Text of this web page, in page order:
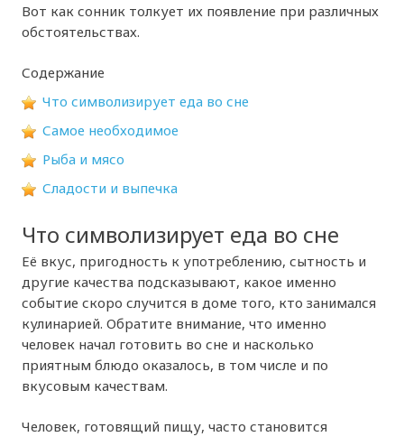
Вот как сонник толкует их появление при различных
обстоятельствах.
Содержание
Что символизирует еда во сне
Самое необходимое
Рыба и мясо
Сладости и выпечка
Что символизирует еда во сне
Её вкус, пригодность к употреблению, сытность и
другие качества подсказывают, какое именно
событие скоро случится в доме того, кто занимался
кулинарией. Обратите внимание, что именно
человек начал готовить во сне и насколько
приятным блюдо оказалось, в том числе и по
вкусовым качествам.
Человек, готовящий пищу, часто становится